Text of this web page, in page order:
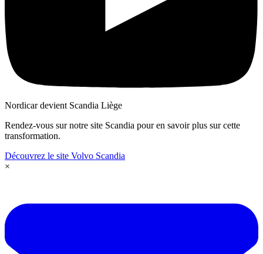
Nordicar devient Scandia Liège
Rendez-vous sur notre site Scandia pour en savoir plus sur cette
transformation.
Découvrez le site Volvo Scandia
×